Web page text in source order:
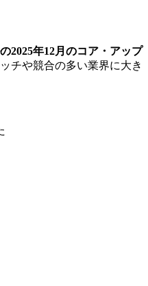
2025年12月のコア・アップ
チや競合の多い業界に大き